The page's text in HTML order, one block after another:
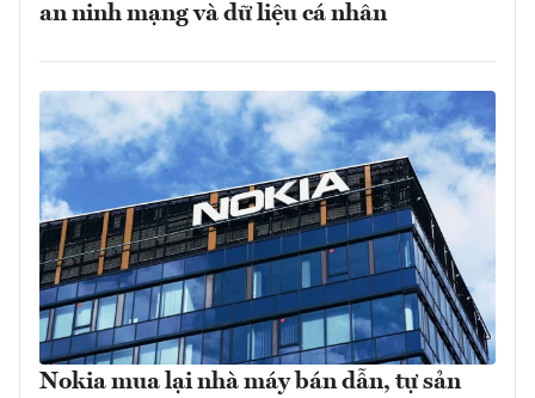
an ninh mạng và dữ liệu cá nhân
Nokia mua lại nhà máy bán dẫn, tự sản